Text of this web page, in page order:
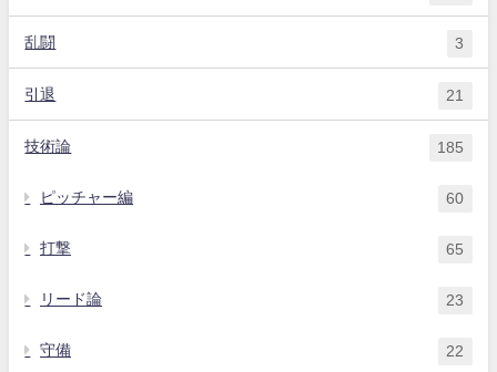
乱闘 3
引退 21
技術論 185
ピッチャー編 60
打撃 65
リード論 23
守備 22